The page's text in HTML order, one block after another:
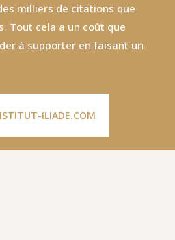
milliers de citations que
Tout cela a un coût que
à supporter en faisant un
ILIADE.COM